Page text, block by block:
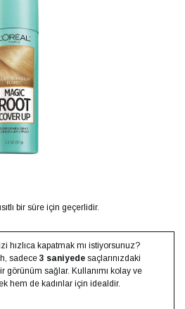
bir süre için geçerlidir.
hızlıca kapatmak mı istiyorsunuz?
sadece 3 saniyede saçlarınızdaki
görünüm sağlar. Kullanımı kolay ve
hem de kadınlar için idealdir.